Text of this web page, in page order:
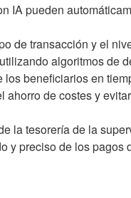
IA pueden
de transacción y el
algoritmos de
beneficiarios en
de costes y
la tesorería de la
y preciso de los pagos